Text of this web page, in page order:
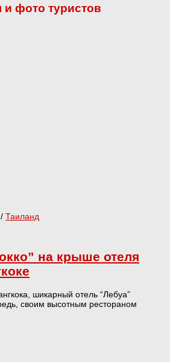
фото туристов
/ Таиланд
на крыше отеля
шикарный отель “Лебуа”
своим высотным рестораном